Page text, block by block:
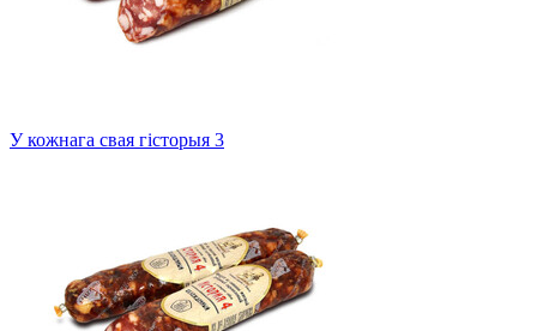
У кожнага свая гісторыя 3